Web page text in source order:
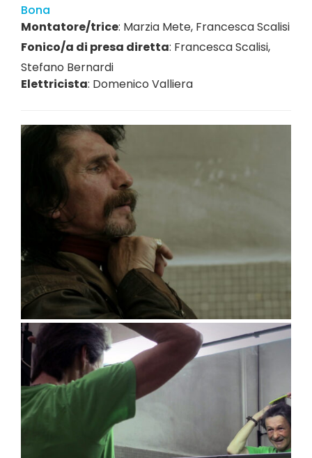
Bona
Montatore/trice: Marzia Mete, Francesca Scalisi
Fonico/a di presa diretta: Francesca Scalisi,
Stefano Bernardi
Elettricista: Domenico Valliera